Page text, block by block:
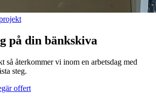
på din bänkskiva
så återkommer vi inom en arbetsdag med
steg.
offert